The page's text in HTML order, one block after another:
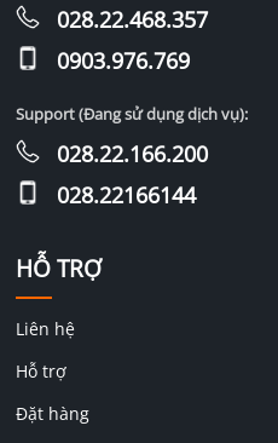
HỖ TRỢ
Liên hệ
Hỗ trợ
Đặt hàng
028.22.468.357
0903.976.769
Support (Đang sử dụng dịch vụ):
028.22.166.200
028.22166144